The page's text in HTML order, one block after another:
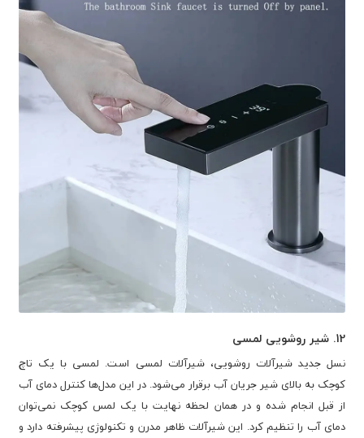
12. شیر روشویی لمسی
نسل جدید شیرآلات روشویی، شیرآلات لمسی است. لمسی با یک تاچ
کوچک به بالای شیر جریان آب برقرار می‌شود. در این مدل‌ها کنترل دمای آب
از قبل انجام شده و در همان لحظه نهایت با یک لمس کوچک نمی‌توان
دمای آب را تنظیم کرد. این شیرآلات ظاهر مدرن و تکنولوژی پیشرفته دارد و